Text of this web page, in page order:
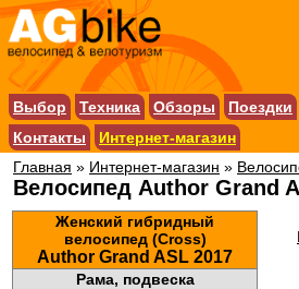
Выбор Техника Обзоры Поездки
Контакты
Интернет-магазин
Главная » Интернет-магазин »
Велосипед Author Grand
Женский гибридный
велосипед (Cross)
Author Grand ASL 2017
Рама, подвеска